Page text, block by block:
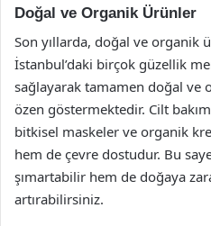
Doğal ve Organik Ürünler
Son yıllarda, doğal ve organik
İstanbul’daki birçok güzellik
sağlayarak tamamen doğal ve
özen göstermektedir. Cilt
bitkisel maskeler ve organik
hem de çevre dostudur. Bu
şımartabilir hem de doğaya
artırabilirsiniz.